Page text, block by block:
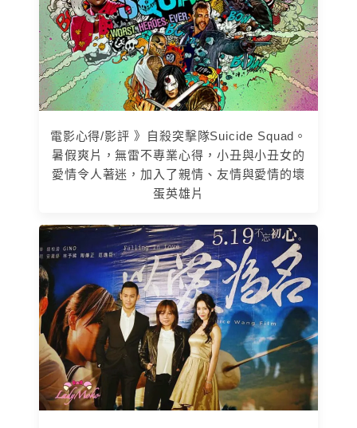
電影心得/影評 》自殺突擊隊Suicide Squad。
暑假爽片，無雷不專業心得，小丑與小丑女的
愛情令人著迷，加入了親情、友情與愛情的壞
蛋英雄片